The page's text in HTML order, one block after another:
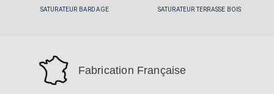
SATURATEUR BARDAGE SATURATEUR TERRASSE BOIS
Fabrication Française